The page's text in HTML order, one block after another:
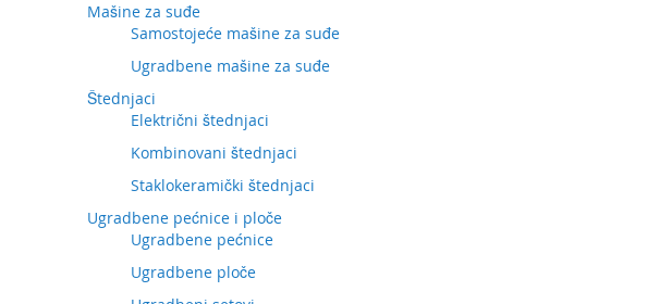
Mašine za suđe
Samostojeće mašine za suđe
Ugradbene mašine za suđe
Štednjaci
Električni štednjaci
Kombinovani štednjaci
Staklokeramički štednjaci
Ugradbene pećnice i ploče
Ugradbene pećnice
Ugradbene ploče